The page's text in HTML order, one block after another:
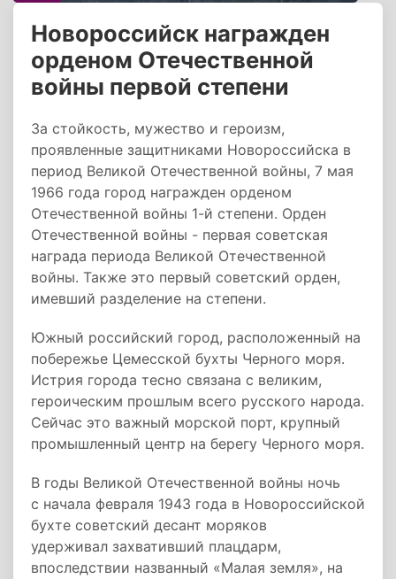
Новороссийск награжден
орденом Отечественной
войны первой степени
За стойкость, мужество и героизм,
проявленные защитниками Новороссийска в
период Великой Отечественной войны, 7 мая
1966 года город награжден орденом
Отечественной войны 1-й степени. Орден
Отечественной войны - первая советская
награда периода Великой Отечественной
войны. Также это первый советский орден,
имевший разделение на степени.
Южный российский город, расположенный на
побережье Цемесской бухты Черного моря.
Истрия города тесно связана с великим,
героическим прошлым всего русского народа.
Сейчас это важный морской порт, крупный
промышленный центр на берегу Черного моря.
В годы Великой Отечественной войны ночь
с начала февраля 1943 года в Новороссийской
бухте советский десант моряков
удерживал захвативший плацдарм,
впоследствии названный «Малая земля», на